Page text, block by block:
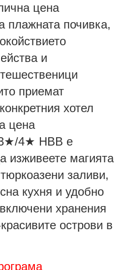
цена
плажната почивка,
и
приемат
хотел
цена
4★ HBB е
изживеете магията
заливи,
кухня и удобно
хранения
острови в